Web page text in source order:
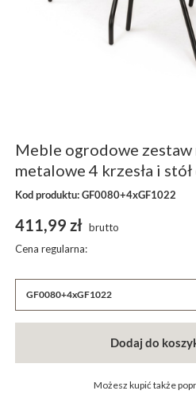
Meble ogrodowe zestaw
metalowe 4 krzesła i
Kod produktu: GF0080+4xGF1022
GF0080+4xGF1022
411,99 zł brutto
Cena regularna:
Dodaj do
Możesz kupić także